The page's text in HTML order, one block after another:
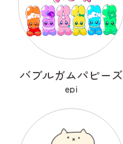
バブルガムパピーズ
epi